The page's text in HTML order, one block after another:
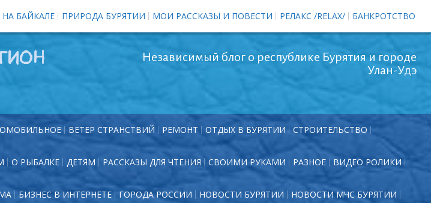
БАЙКАЛЕ ПРИРОДА БУРЯТИИ МОИ РАССКАЗЫ И ПОВЕСТИ РЕЛАКС /RELAX/ БАНКРОТСТВО
Независимый блог о республике Бурятия и городе
Улан-Удэ
ВЕТЕР СТРАНСТВИЙ РЕМОНТ ОТДЫХ В БУРЯТИИ СТРОИТЕЛЬСТВО
О РЫБАЛКЕ ДЕТЯМ РАССКАЗЫ ДЛЯ ЧТЕНИЯ СВОИМИ РУКАМИ РАЗНОЕ ВИДЕО РОЛИКИ
БИЗНЕС В ИНТЕРНЕТЕ ГОРОДА РОССИИ НОВОСТИ БУРЯТИИ НОВОСТИ МЧС БУРЯТИИ